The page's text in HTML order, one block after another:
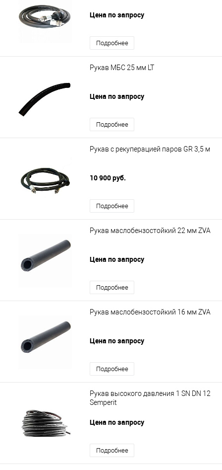
Цена по запросу
Подробнее
Рукав МБС 25 мм LT
Цена по запросу
Подробнее
Рукав с рекуперацией паров GR 3,5 м
10 900 руб.
Подробнее
Рукав маслобензостойкий 22 мм ZVA
Цена по запросу
Подробнее
Рукав маслобензостойкий 16 мм ZVA
Цена по запросу
Подробнее
Рукав высокого давления 1 SN DN 12
Semperit
Цена по запросу
Подробнее